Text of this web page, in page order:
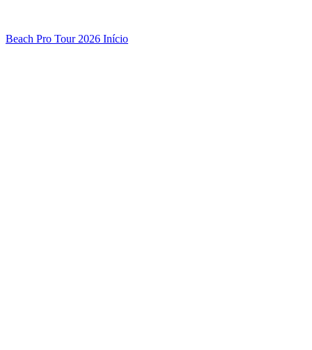
Beach Pro Tour 2026 Início